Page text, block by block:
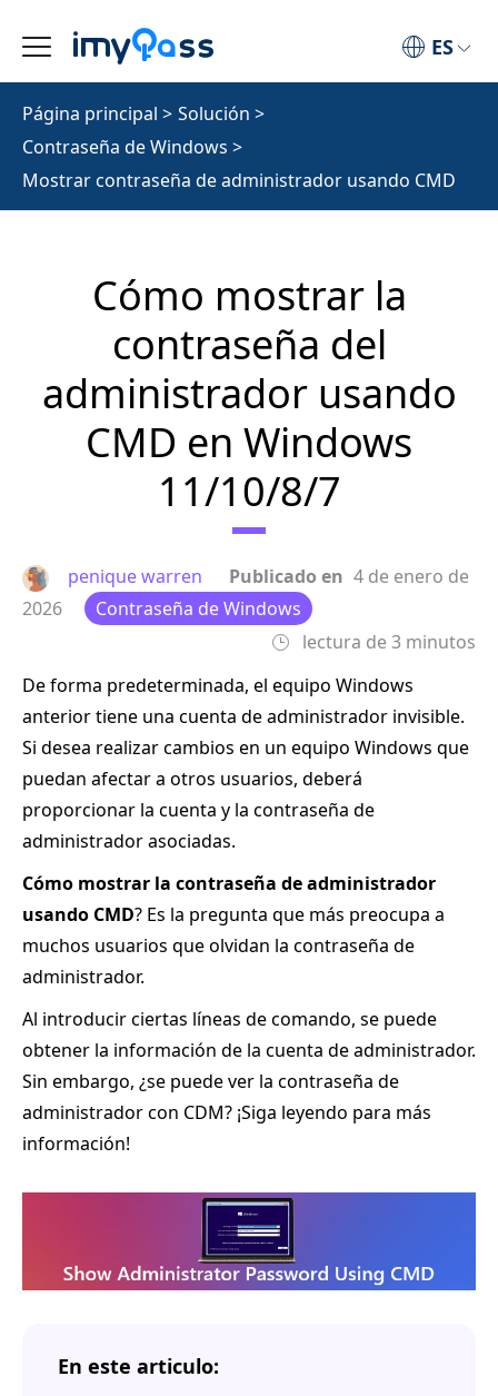
ES
Página principal > Solución >
Contraseña de Windows >
Mostrar contraseña de administrador usando CMD
Cómo mostrar la
contraseña del
administrador usando
CMD en Windows
11/10/8/7
penique warren Publicado en 4 de enero de
2026
Contraseña de Windows
lectura de 3 minutos
De forma predeterminada, el equipo Windows
anterior tiene una cuenta de administrador invisible.
Si desea realizar cambios en un equipo Windows que
puedan afectar a otros usuarios, deberá
proporcionar la cuenta y la contraseña de
administrador asociadas.
Cómo mostrar la contraseña de administrador
usando CMD? Es la pregunta que más preocupa a
muchos usuarios que olvidan la contraseña de
administrador.
Al introducir ciertas líneas de comando, se puede
obtener la información de la cuenta de administrador.
Sin embargo, ¿se puede ver la contraseña de
administrador con CDM? ¡Siga leyendo para más
información!
En este articulo: